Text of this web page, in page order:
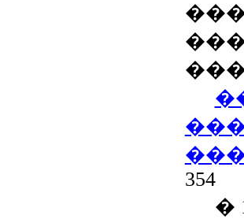
354
�